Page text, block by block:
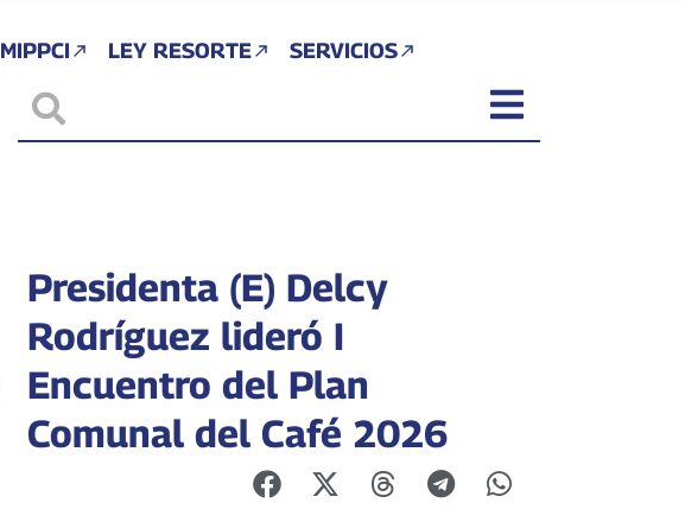
MIPPCI LEY RESORTE SERVICIOS
Presidenta (E) Delcy
Rodríguez lideró I
Encuentro del Plan
Comunal del Café 2026